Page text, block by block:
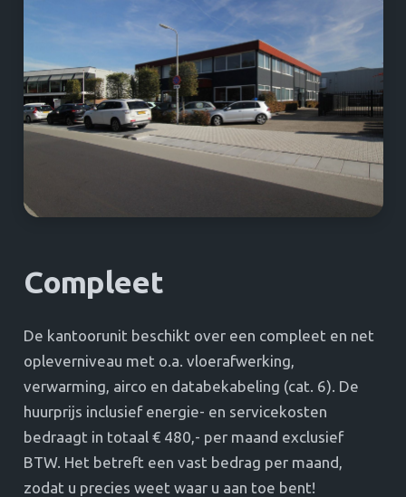
Compleet
De kantoorunit beschikt over een compleet en net
opleverniveau met o.a. vloerafwerking,
verwarming, airco en databekabeling (cat. 6). De
huurprijs inclusief energie- en servicekosten
bedraagt in totaal € 480,- per maand exclusief
BTW. Het betreft een vast bedrag per maand,
zodat u precies weet waar u aan toe bent!